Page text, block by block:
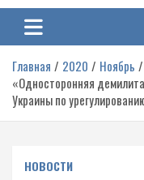
Главная 2020 Ноябрь
«Односторонняя
Украины по
НОВОСТИ